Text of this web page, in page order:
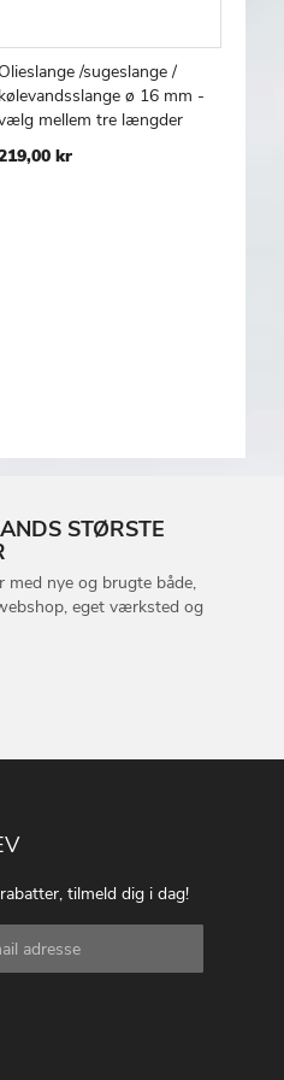
Læg i kurv
TILFØJ
TIL
ØNSKE
Olieslange /sugeslange /
kølevandsslange ø 16 mm -
mellem tre længder
kr
STØRSTE
med nye og brugte både,
eget værksted og
tilmeld dig i dag!